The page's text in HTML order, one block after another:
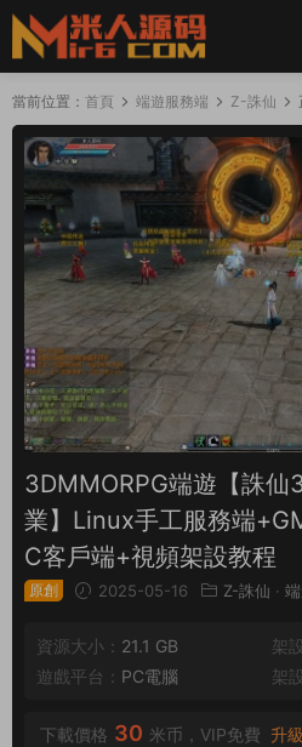
當前位置： 首頁 端遊服務端 Z-誅仙
3DMMORPG端遊【誅仙
業】Linux手工服務端
C客戶端+視頻架設教程
原創 2025-05-16 Z-誅仙 ·
資源大小： 21.1 GB 架
遊戲平台： PC電腦 架
下載價格 30 米币，VIP免費 升